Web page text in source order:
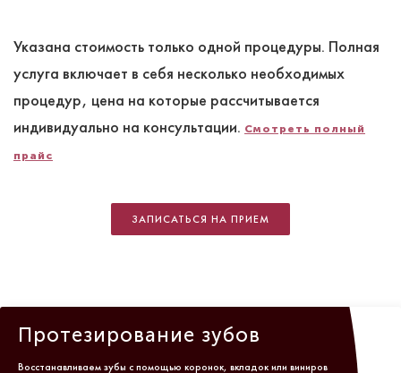
Указана стоимость только одной процедуры. Полная
услуга включает в себя несколько необходимых
процедур, цена на которые рассчитывается
индивидуально на консультации. Смотреть полный
прайс
ЗАПИСАТЬСЯ НА ПРИЕМ
Протезирование зубов
Восстанавливаем зубы с помощью коронок, вкладок или виниров